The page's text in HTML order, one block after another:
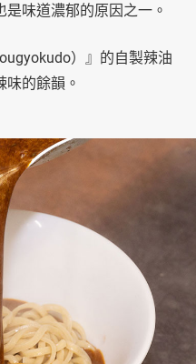
味道濃郁的原因之一。
）』的自製辣油
的餘韻。